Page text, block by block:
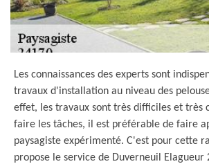
Les connaissances des experts sont
travaux d'installation au niveau des
effet, les travaux sont très difficiles et très
faire les tâches, il est préférable de faire
paysagiste expérimenté. C'est pour cette
propose le service de Duverneuil Elagueur